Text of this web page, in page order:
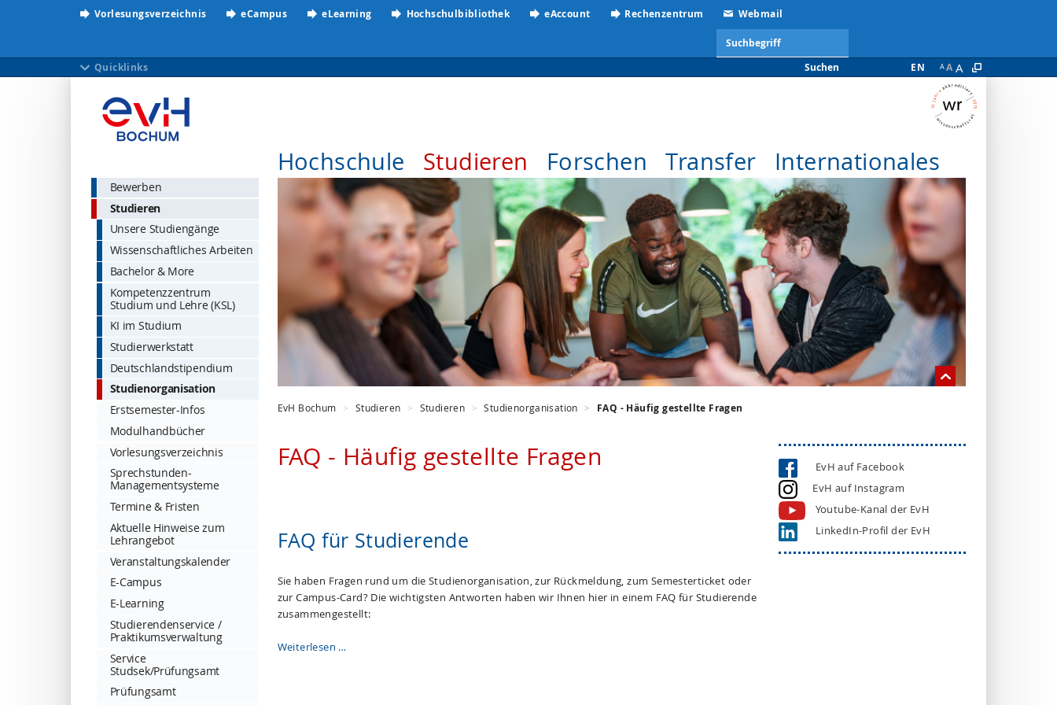
Vorlesungsverzeichnis eCampus eLearning Hochschulbibliothek eAccount Rechenzentrum Webmail
Suchen
Quicklinks EN A A A
Hochschule Studieren Forschen Transfer Internationales
Bewerben
Studieren
Unsere Studiengänge
Wissenschaftliches Arbeiten
Bachelor & More
Kompetenzzentrum
Studium und Lehre (KSL)
KI im Studium
Studierwerkstatt
Deutschlandstipendium
Studienorganisation
Erstsemester-Infos
Modulhandbücher
Vorlesungsverzeichnis
Sprechstunden-
Managementsysteme
Termine & Fristen
Aktuelle Hinweise zum
Lehrangebot
Veranstaltungskalender
E-Campus
E-Learning
Studierendenservice /
Praktikumsverwaltung
Service
Studsek/Prüfungsamt
Prüfungsamt
EvH Bochum Studieren Studieren Studienorganisation FAQ - Häufig gestellte Fragen
FAQ - Häufig gestellte Fragen
FAQ für Studierende
Sie haben Fragen rund um die Studienorganisation, zur Rückmeldung, zum Semesterticket oder
zur Campus-Card? Die wichtigsten Antworten haben wir Ihnen hier in einem FAQ für Studierende
zusammengestellt:
Weiterlesen …
EvH auf Facebook
EvH auf Instagram
Youtube-Kanal der EvH
LinkedIn-Profil der EvH